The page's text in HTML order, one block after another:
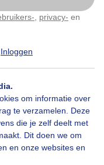
privacy- en
Inloggen
om informatie over
te verzamelen. Deze
die je zelf deelt met
Dit doen we om
en onze websites en
passen